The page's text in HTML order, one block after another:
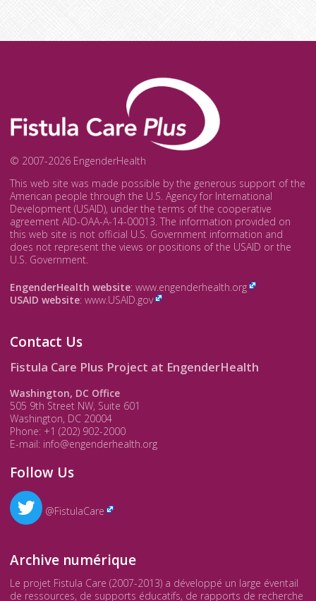
© 2007-2026 EngenderHealth
This web site was made possible by the generous support of the
American people through the U.S. Agency for International
Development (USAID), under the terms of the cooperative
agreement AID-OAA-A-14-00013. The information provided on
this web site is not official U.S. Government information and
does not represent the views or positions of the USAID or the
U.S. Government.
EngenderHealth website: www.engenderhealth.org
USAID website: www.USAID.gov
Contact Us
Fistula Care Plus Project at EngenderHealth
Washington, DC Office
505 9th Street NW, Suite 601
Washington, DC 20004
Phone: +1 (202) 902-2000
E-mail: info@engenderhealth.org
Follow Us
@FistulaCare
Archive numérique
Le projet Fistula Care (2007-2013) a développé un large éventail
de ressources, de supports éducatifs, de rapports de recherche